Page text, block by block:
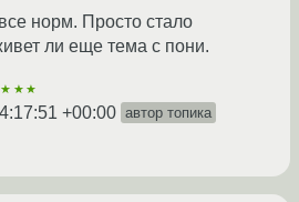
норм. Просто стало
ли еще тема с пони.
+00:00 автор топика